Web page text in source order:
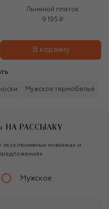
Льняной платок
9 195 ₽
В корзину
Мужское термобельё
НА РАССЫЛКУ
эксклюзивных новинках и
Мужское